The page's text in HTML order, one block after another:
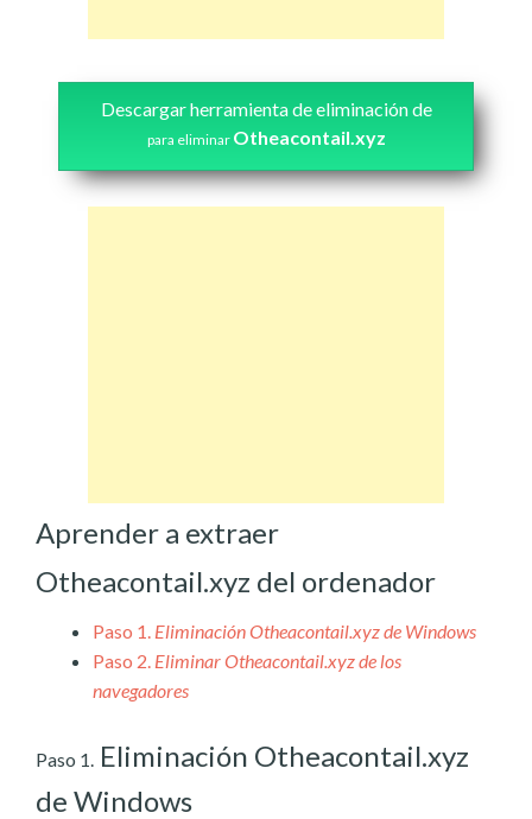
Descargar herramienta de eliminación de
para eliminar Otheacontail.xyz
Aprender a extraer
Otheacontail.xyz del ordenador
Paso 1. Eliminación Otheacontail.xyz de Windows
Paso 2. Eliminar Otheacontail.xyz de los
navegadores
Paso 1. Eliminación Otheacontail.xyz
de Windows